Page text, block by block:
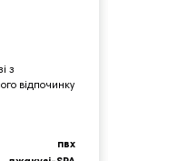
з
відпочинку
пвх